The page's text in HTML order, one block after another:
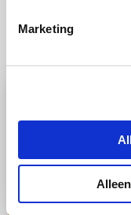
Marketing
Ook lekker